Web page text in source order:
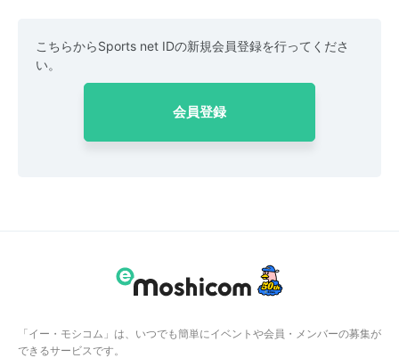
こちらからSports net IDの新規会員登録を行ってくださ
い。
会員登録
「イー・モシコム」は、いつでも簡単にイベントや会員・メンバーの募集が
できるサービスです。